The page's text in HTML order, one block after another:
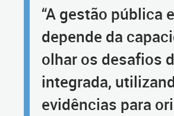
“A gestão pública
depende da
olhar os desafios
integrada,
evidências para